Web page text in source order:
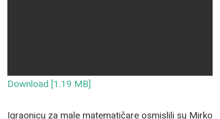
Download [1.19 MB]
Igraonicu za male matematičare osmislili su Mirko